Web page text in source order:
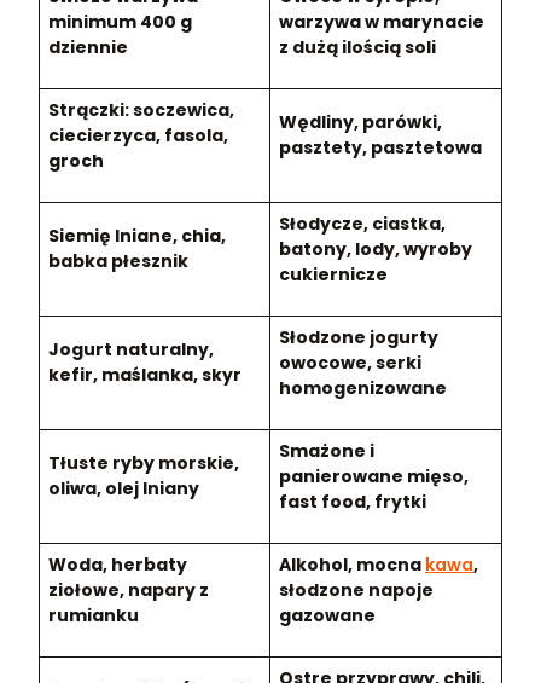
minimum 400 g
dziennie
warzywa w marynacie
z dużą ilością soli
Strączki: soczewica,
ciecierzyca, fasola,
groch
Wędliny, parówki,
pasztety, pasztetowa
Siemię lniane, chia,
babka płesznik
Słodycze, ciastka,
batony, lody, wyroby
cukiernicze
Jogurt naturalny,
kefir, maślanka, skyr
Słodzone jogurty
owocowe, serki
homogenizowane
Tłuste ryby morskie,
oliwa, olej lniany
Smażone i
panierowane mięso,
fast food, frytki
Woda, herbaty
ziołowe, napary z
rumianku
Alkohol, mocna kawa,
słodzone napoje
gazowane
Ostre przyprawy, chili,